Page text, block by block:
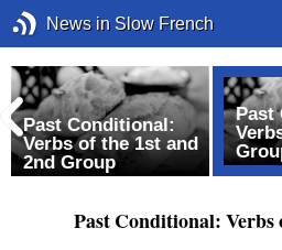
News in Slow French
Past Conditional:
Verbs of the 1st and
2nd Group
Past
Past Conditional: